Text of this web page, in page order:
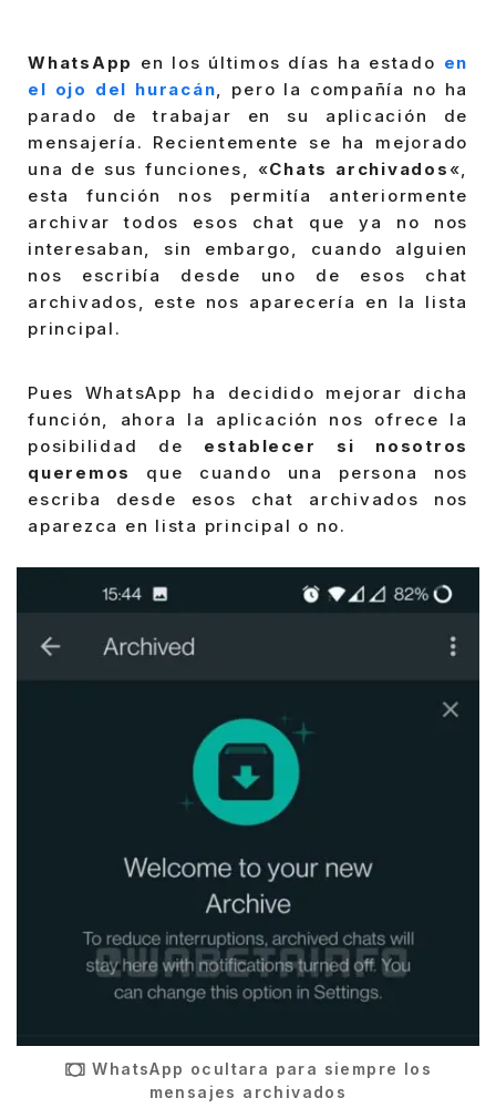
WhatsApp en los últimos días ha estado en
el ojo del huracán, pero la compañía no ha
parado de trabajar en su aplicación de
mensajería. Recientemente se ha mejorado
una de sus funciones, «Chats archivados «,
esta función nos permitía anteriormente
archivar todos esos chat que ya no nos
interesaban, sin embargo, cuando alguien
nos escribía desde uno de esos chat
archivados, este nos aparecería en la lista
principal.
Pues WhatsApp ha decidido mejorar dicha
función, ahora la aplicación nos ofrece la
posibilidad de establecer si nosotros
queremos
que cuando una persona nos
escriba desde esos chat archivados nos
aparezca en lista principal o no.
WhatsApp ocultara para siempre los
mensajes archivados